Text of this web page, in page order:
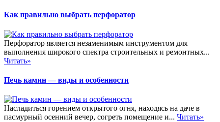
Как правильно выбрать перфоратор
Перфоратор является незаменимым инструментом для
выполнения широкого спектра строительных и ремонтных...
Читать»
Печь камин — виды и особенности
Насладиться горением открытого огня, находясь на даче в
пасмурный осенний вечер, согреть помещение и... Читать»